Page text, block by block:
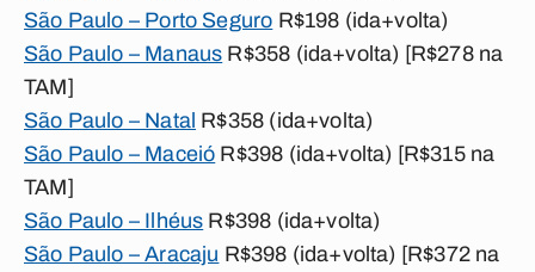
São Paulo – Porto Seguro R$198 (ida+volta)
São Paulo – Manaus R$358 (ida+volta) [R$278 na
TAM]
São Paulo – Natal R$358 (ida+volta)
São Paulo – Maceió R$398 (ida+volta) [R$315 na
TAM]
São Paulo – Ilhéus R$398 (ida+volta)
São Paulo – Aracaju R$398 (ida+volta) [R$372 na